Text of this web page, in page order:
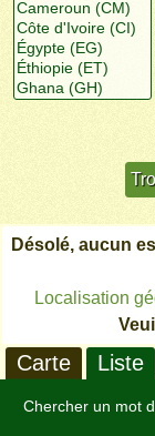
Désolé, aucun
Localisation
Carte Liste
Chercher un mot